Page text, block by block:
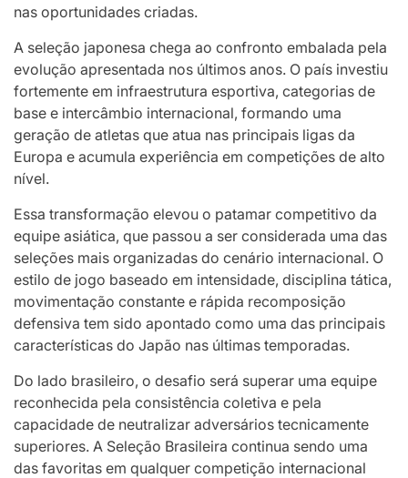
nas oportunidades criadas.
A seleção japonesa chega ao confronto embalada pela
evolução apresentada nos últimos anos. O país investiu
fortemente em infraestrutura esportiva, categorias de
base e intercâmbio internacional, formando uma
geração de atletas que atua nas principais ligas da
Europa e acumula experiência em competições de alto
nível.
Essa transformação elevou o patamar competitivo da
equipe asiática, que passou a ser considerada uma das
seleções mais organizadas do cenário internacional. O
estilo de jogo baseado em intensidade, disciplina tática,
movimentação constante e rápida recomposição
defensiva tem sido apontado como uma das principais
características do Japão nas últimas temporadas.
Do lado brasileiro, o desafio será superar uma equipe
reconhecida pela consistência coletiva e pela
capacidade de neutralizar adversários tecnicamente
superiores. A Seleção Brasileira continua sendo uma
das favoritas em qualquer competição internacional